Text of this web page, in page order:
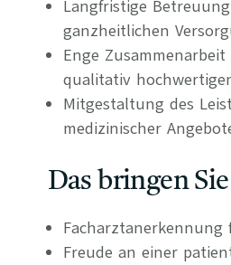
Langfristige
ganzheitlichen
Enge
qualitativ
Mitgestaltung des
medizinischer
Das bringen
Facharztanerkennung
Freude an einer